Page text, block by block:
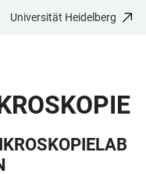
Universität Heidelberg